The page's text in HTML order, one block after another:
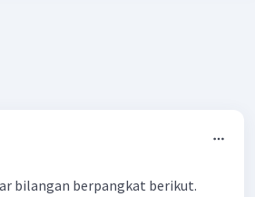
bilangan berpangkat berikut.